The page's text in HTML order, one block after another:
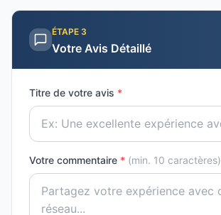
ÉTAPE 3
Votre Avis Détaillé
Titre de votre avis *
Votre commentaire * (min. 10 caractères)